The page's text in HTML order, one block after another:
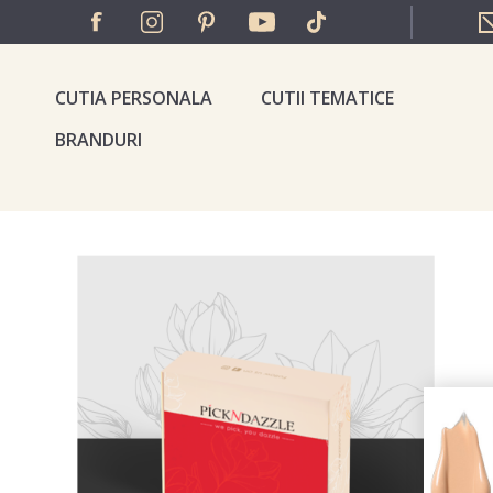
CUTIA PERSONALA
CUTII TEMATICE
BRANDURI